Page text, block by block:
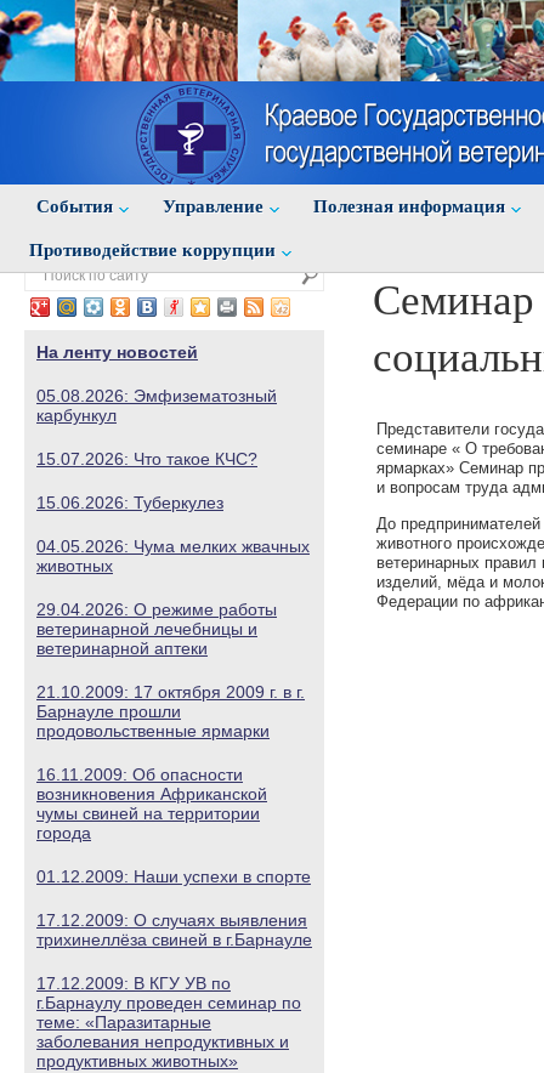
События Управление Полезная информация
Противодействие коррупции
На ленту новостей
05.08.2026: Эмфизематозный
карбункул
15.07.2026: Что такое КЧС?
15.06.2026: Туберкулез
04.05.2026: Чума мелких жвачных
животных
29.04.2026: О режиме работы
ветеринарной лечебницы и
ветеринарной аптеки
21.10.2009: 17 октября 2009 г. в г.
Барнауле прошли
продовольственные ярмарки
16.11.2009: Об опасности
возникновения Африканской
чумы свиней на территории
города
01.12.2009: Наши успехи в спорте
17.12.2009: О случаях выявления
трихинеллёза свиней в г.Барнауле
17.12.2009: В КГУ УВ по
г.Барнаулу проведен семинар по
теме: «Паразитарные
заболевания непродуктивных и
продуктивных животных»
Семинар
Представители
семинаре « О
ярмарках» Семинар
и вопросам труда
До
животного
ветеринарных
изделий, мёда и
Федерации по